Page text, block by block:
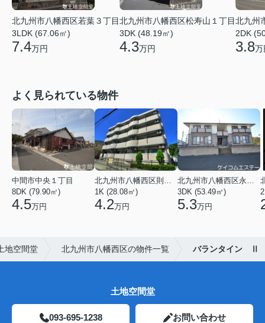
北九州市八幡西区若葉３丁目
3LDK (67.06㎡)
7.4万円
北九州市八幡西区松寿山１丁目
3DK (48.19㎡)
4.3万円
北九州
2DK
3.8万
よく見られている物件
中間市中央１丁目
8DK (79.90㎡)
4.5万円
1K (28.08㎡)
4.2万円
3DK (53.49㎡)
5.3万円
地空間堂 北九州市八幡西区の物件一覧 バランタイン Ⅱ
土地空間堂
093-695-1238 お問い合わせ